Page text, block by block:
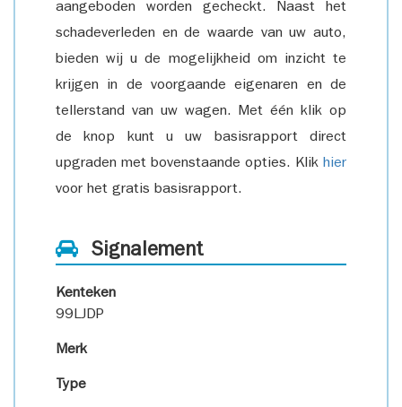
aangeboden worden gecheckt. Naast het
schadeverleden en de waarde van uw auto,
bieden wij u de mogelijkheid om inzicht te
krijgen in de voorgaande eigenaren en de
tellerstand van uw wagen. Met één klik op
de knop kunt u uw basisrapport direct
upgraden met bovenstaande opties. Klik hier
voor het gratis basisrapport.
Signalement
Kenteken
99LJDP
Merk
Type